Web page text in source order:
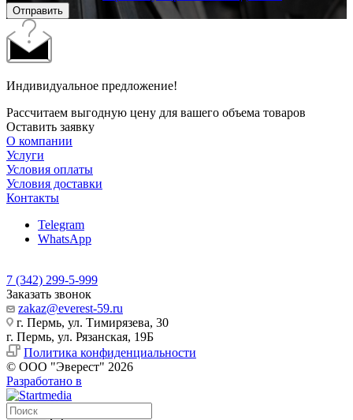
Отправить
Индивидуальное предложение!
Рассчитаем выгодную цену для вашего объема товаров
Оставить заявку
О компании
Услуги
Условия оплаты
Условия доставки
Контакты
Telegram
WhatsApp
7 (342) 299-5-999
Заказать звонок
zakaz@everest-59.ru
г. Пермь, ул. Тимирязева, 30
г. Пермь, ул. Рязанская, 19Б
Политика конфиденциальности
© ООО "Эверест" 2026
Разработано в